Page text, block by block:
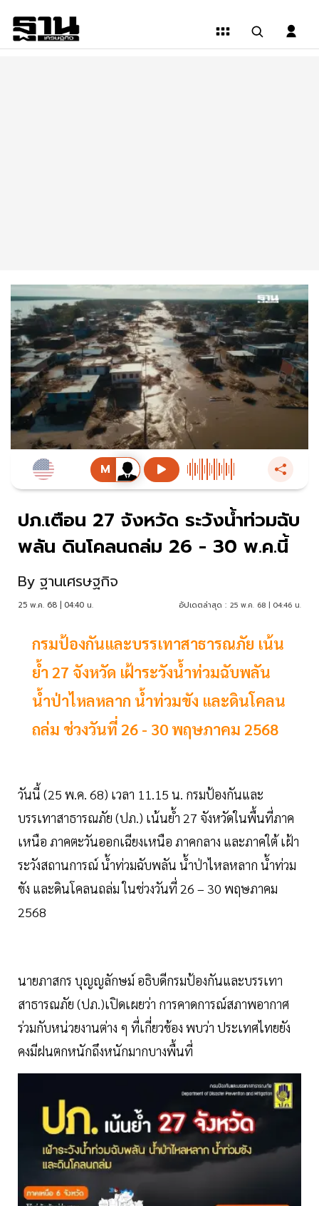
ปภ.เตือน 27 จังหวัด ระวังน้ำท่วมฉับ
พลัน ดินโคลนถล่ม 26 - 30 พ.ค.นี้
By ฐานเศรษฐกิจ
25 พ.ค. 68 | 04:40 น. อัปเดตล่าสุด : 25 พ.ค. 68 | 04:46 น.
กรมป้องกันและบรรเทาสาธารณภัย เน้น
ย้ำ 27 จังหวัด เฝ้าระวังน้ำท่วมฉับพลัน
น้ำป่าไหลหลาก น้ำท่วมขัง และดินโคลน
ถล่ม ช่วงวันที่ 26 - 30 พฤษภาคม 2568
วันนี้ (25 พ.ค. 68) เวลา 11.15 น. กรมป้องกันและ
บรรเทาสาธารณภัย (ปภ.) เน้นย้ำ 27 จังหวัดในพื้นที่ภาค
เหนือ ภาคตะวันออกเฉียงเหนือ ภาคกลาง และภาคใต้ เฝ้า
ระวังสถานการณ์ น้ำท่วมฉับพลัน น้ำป่าไหลหลาก น้ำท่วม
ขัง และดินโคลนถล่ม ในช่วงวันที่ 26 – 30 พฤษภาคม
2568
นายภาสกร บุญญลักษม์ อธิบดีกรมป้องกันและบรรเทา
สาธารณภัย (ปภ.)เปิดเผยว่า การคาดการณ์สภาพอากาศ
ร่วมกับหน่วยงานต่าง ๆ ที่เกี่ยวข้อง พบว่า ประเทศไทยยัง
คงมีฝนตกหนักถึงหนักมากบางพื้นที่